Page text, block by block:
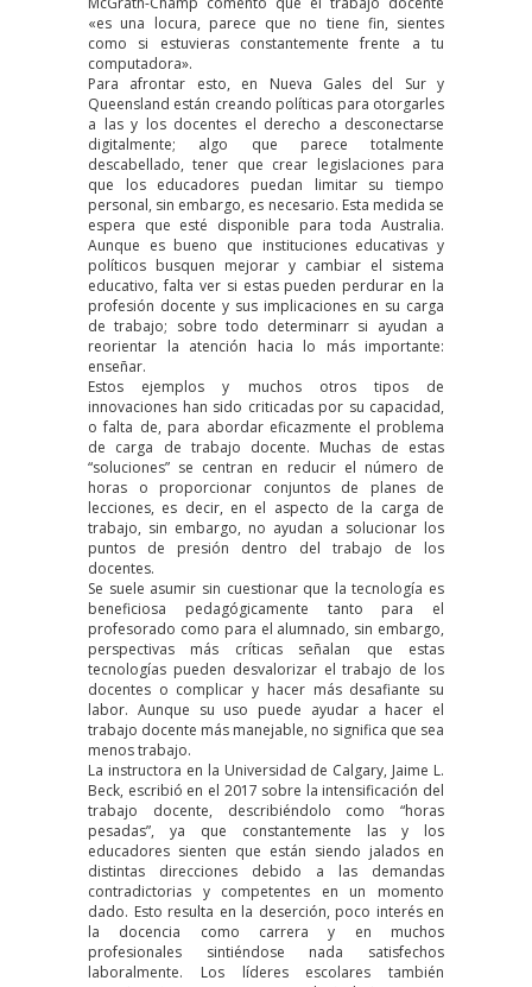
«es una locura, parece que no tiene fin, sientes
como si estuvieras constantemente frente a tu
computadora».
Para afrontar esto, en Nueva Gales del Sury
Queensland están creando políticas para otorgarles
a las y los docentes el derecho a desconectarse
digitalmente; algo que parece totalmente
descabellado, tener que crear legislaciones para
que los educadores puedan limitar su tiempo
personal, sin embargo, es necesario. Esta medida se
espera que esté disponible paratoda Australia.
Aunque es bueno que instituciones educativas y
políticos busquen mejorar y cambiar el sistema
educativo, falta ver si estas pueden perdurar en la
profesión docente y sus implicaciones en su carga
de trabajo; sobre todo determinarr si ayudan a
reorientar la atención hacia lo más importante:
enseñar.
Estos ejemplos y muchos otros tipos de
innovaciones han sido criticadas por su capacidad,
o falta de, para abordar eficazmente el problema
de carga de trabajo docente. Muchas de estas
“soluciones” se centran en reducir el número de
horas o proporcionar conjuntos de planes de
lecciones, es decir, en el aspecto de la carga de
trabajo, sin embargo, no ayudan a solucionar los
puntos de presión dentro del trabajo de los
docentes.
Se suele asumir sin cuestionar que la tecnología es
beneficiosa pedagógicamente tanto para el
profesorado como para el alumnado, sin embargo,
perspectivas más críticas señalan que estas
tecnologías pueden desvalorizar el trabajo de los
docentes o complicar y hacer más desafiante su
labor. Aunque su uso puede ayudar a hacer el
trabajo docente más manejable, no significa que sea
menos trabajo.
La instructora en la Universidad de Calgary, Jaime L.
Beck, escribió en el 2017 sobre la intensificación del
trabajo docente, describiéndolo como “horas
pesadas”, ya que constantemente las y los
educadores sienten que están siendo jalados en
distintas direcciones debido a las demandas
contradictorias y competentes en un momento
dado. Esto resulta en la deserción, poco interés en
la docencia como carrera y en muchos
profesionales sintiéndose nada satisfechos
laboralmente. Los líderes escolares también